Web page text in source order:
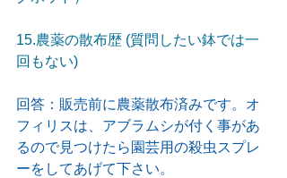
15.農薬の散布歴 (質問したい鉢では一
回もない)
回答：販売前に農薬散布済みです。オ
フィリスは、アブラムシが付く事があ
るので見つけたら園芸用の殺虫スプレ
ーをしてあげて下さい。